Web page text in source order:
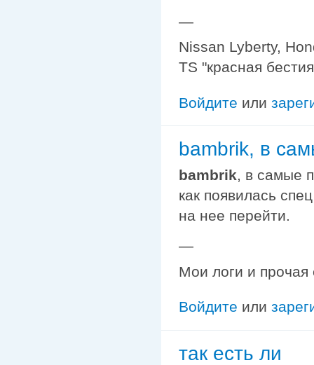
—
Nissan Lyberty,
TS "красная
Войдите или
bambrik, в
bambrik, в самые
как появилась
на нее перейти.
—
Мои логи и
Войдите или
так есть ли